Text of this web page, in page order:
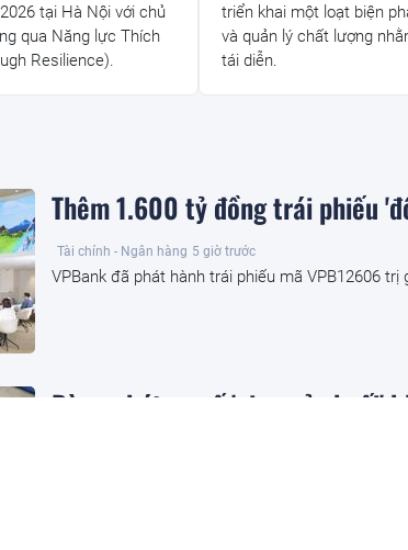
tại Hà Nội với chủ
qua Năng lực Thích
Resilience).
triển khai một loạt biện
và quản lý chất lượng
tái diễn.
Thêm 1.600 tỷ đồng trái phiếu
Tài chính - Ngân hàng 5 giờ trước
VPBank đã phát hành trái phiếu mã VPB12606
Bùng phát sự cố 'pin quả chuối'